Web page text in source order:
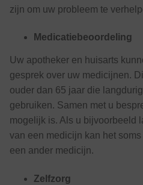
zijn om uw probleem te
Medicatiebeoordeling
Uw apotheker en huisarts
gesprek over uw medicijnen.
ouder dan 65 jaar die
gebruiken. Samen met u
mogelijk is. Als u bijvoorbeeld
van een medicijn kan het
een ander medicijn.
Zelfzorg